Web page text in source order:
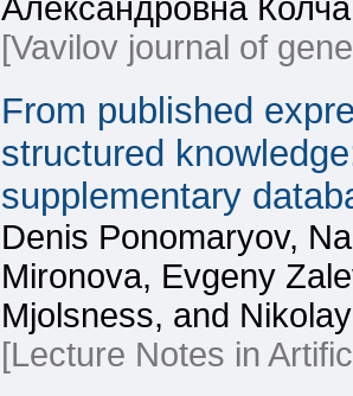
Александровна
[Vavilov journal of
From published
structured
supplementary
Denis Ponomaryov,
Mironova, Evgeny
Mjolsness, and
[Lecture Notes in